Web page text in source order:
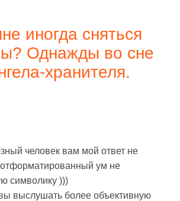
иногда сняться
Однажды во сне
хранителя.
человек вам мой ответ не
ум не
символику )))
выслушать более объективную